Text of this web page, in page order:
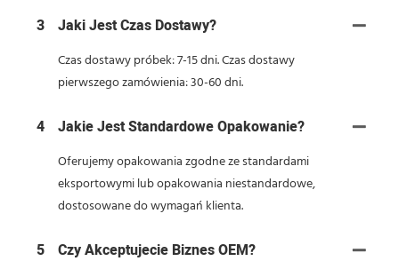
3 Jaki Jest Czas Dostawy?
Czas dostawy próbek: 7-15 dni. Czas dostawy
pierwszego zamówienia: 30-60 dni.
4 Jakie Jest Standardowe Opakowanie?
Oferujemy opakowania zgodne ze standardami
eksportowymi lub opakowania niestandardowe,
dostosowane do wymagań klienta.
5 Czy Akceptujecie Biznes OEM?